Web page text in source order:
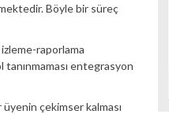
Böyle bir süreç
raporlama
tanınmaması entegrasyon
çekimser kalması